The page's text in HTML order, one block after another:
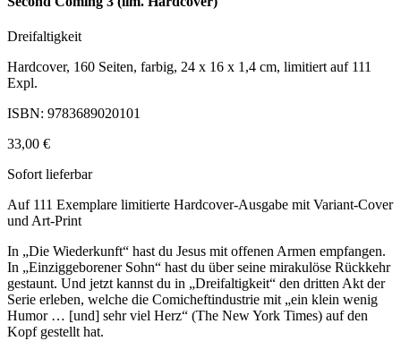
Dreifaltigkeit
Hardcover, 160 Seiten, farbig, 24 x 16 x 1,4 cm, limitiert auf 111
Expl.
ISBN: 9783689020101
33,00 €
Sofort lieferbar
Auf 111 Exemplare limitierte Hardcover-Ausgabe mit Variant-Cover
und Art-Print
In „Die Wiederkunft“ hast du Jesus mit offenen Armen empfangen.
In „Einziggeborener Sohn“ hast du über seine mirakulöse Rückkehr
gestaunt. Und jetzt kannst du in „Dreifaltigkeit“ den dritten Akt der
Serie erleben, welche die Comicheftindustrie mit „ein klein wenig
Humor … [und] sehr viel Herz“ (The New York Times) auf den
Kopf gestellt hat.